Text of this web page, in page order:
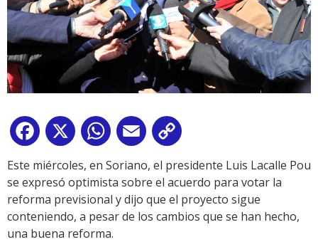
Facebook
X WhatsApp
Email
Link
Este miércoles, en Soriano, el presidente Luis Lacalle Pou
se expresó optimista sobre el acuerdo para votar la
reforma previsional y dijo que el proyecto sigue
conteniendo, a pesar de los cambios que se han hecho,
una buena reforma.